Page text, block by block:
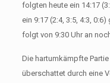
folgten heute ein 14:17
ein 9:17 (2:4, 3:5, 4:3,
folgt von 9:30 Uhr an
Die hartumkämpfte
überschattet durch eine